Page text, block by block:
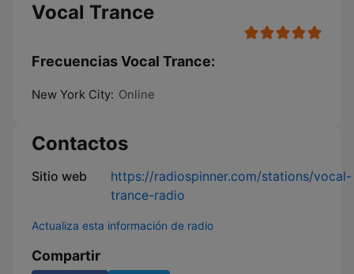
Vocal Trance
Frecuencias Vocal Trance:
New York City: Online
Contactos
Sitio web
https://radiospinner.com/stations/vocal-
trance-radio
Actualiza esta información de radio
Compartir